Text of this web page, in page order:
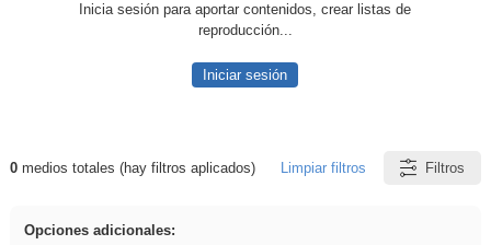
Inicia sesión para aportar contenidos, crear listas de
reproducción...
Iniciar sesión
Resultados de: divertidos
0medios totales (hay filtros aplicados) Limpiar filtros Filtros
Opciones adicionales: